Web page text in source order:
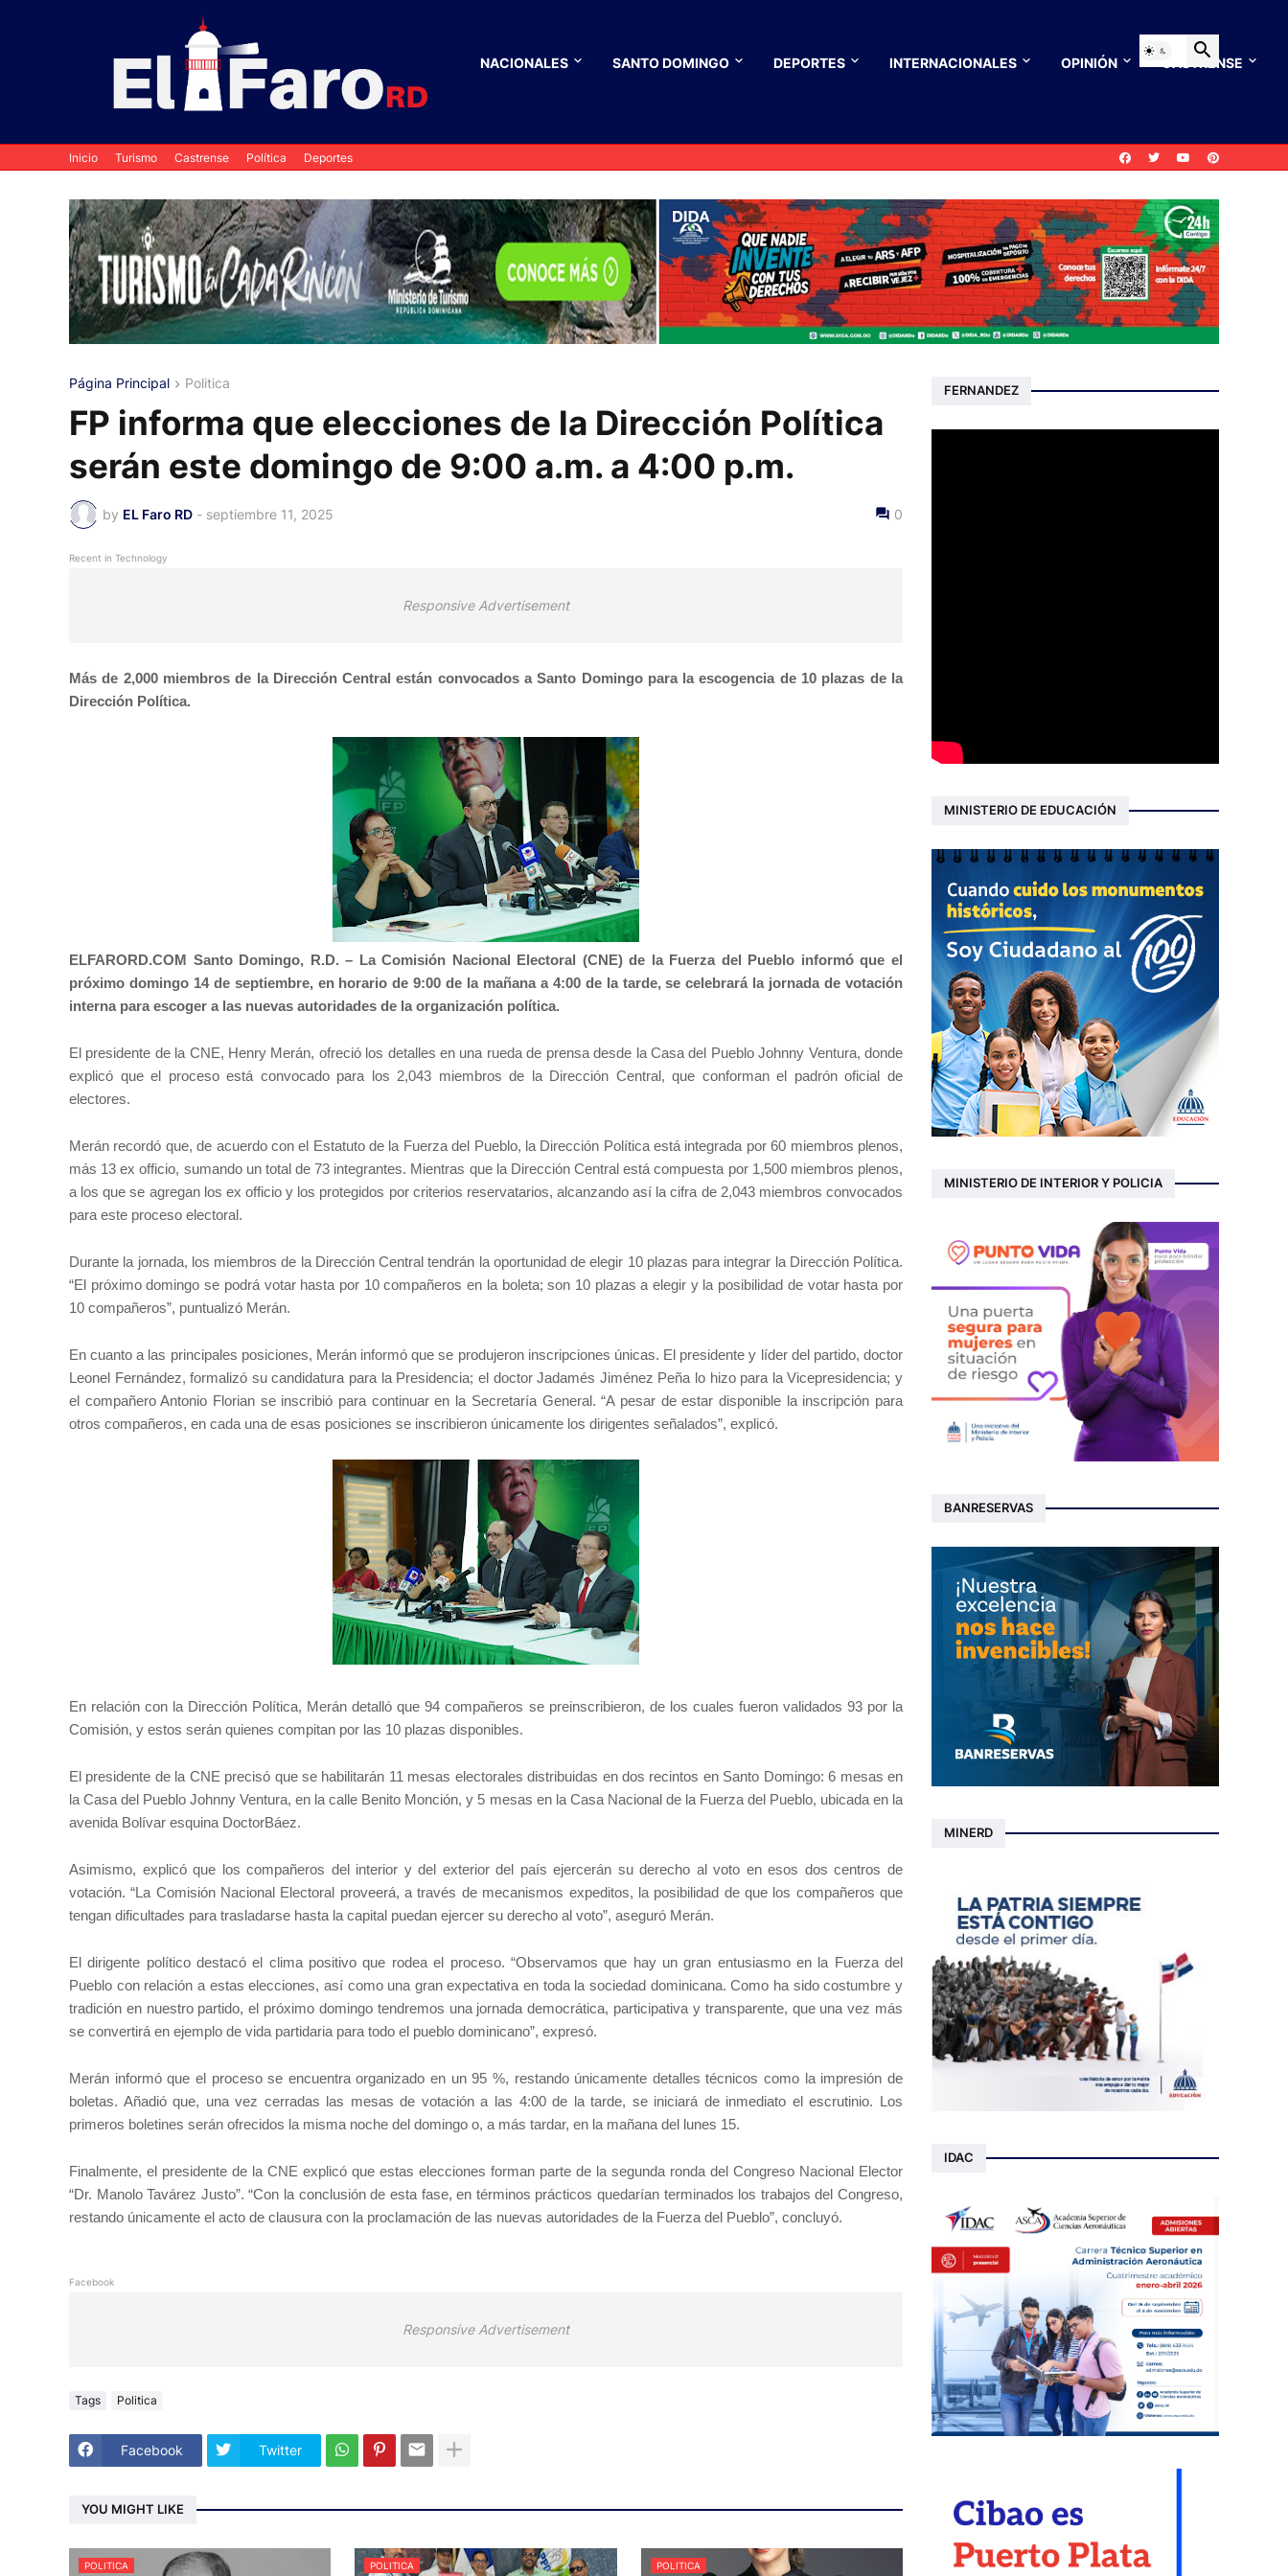
NACIONALES SANTO DOMINGO DEPORTES INTERNACIONALES OPINIÓN CASTRENSE
Inicio Turismo Castrense Política Deportes
Página Principal Politica
FP informa que elecciones de la Dirección Política
serán este domingo de 9:00 a.m. a 4:00 p.m.
by EL Faro RD - septiembre 11, 2025 0
Recent in Technology
Responsive Advertisement
Más de 2,000 miembros de la Dirección Central están convocados a Santo Domingo para la escogencia de 10 plazas de la
Dirección Política.
ELFARORD.COM Santo Domingo, R.D. – La Comisión Nacional Electoral (CNE) de la Fuerza del Pueblo informó que el
próximo domingo 14 de septiembre, en horario de 9:00 de la mañana a 4:00 de la tarde, se celebrará la jornada de votación
interna para escoger a las nuevas autoridades de la organización política.
El presidente de la CNE, Henry Merán, ofreció los detalles en una rueda de prensa desde la Casa del Pueblo Johnny Ventura, donde
explicó que el proceso está convocado para los 2,043 miembros de la Dirección Central, que conforman el padrón oficial de
electores.
Merán recordó que, de acuerdo con el Estatuto de la Fuerza del Pueblo, la Dirección Política está integrada por 60 miembros plenos,
más 13 ex officio, sumando un total de 73 integrantes. Mientras que la Dirección Central está compuesta por 1,500 miembros plenos,
a los que se agregan los ex officio y los protegidos por criterios reservatarios, alcanzando así la cifra de 2,043 miembros convocados
para este proceso electoral.
Durante la jornada, los miembros de la Dirección Central tendrán la oportunidad de elegir 10 plazas para integrar la Dirección Política.
“El próximo domingo se podrá votar hasta por 10 compañeros en la boleta; son 10 plazas a elegir y la posibilidad de votar hasta por
10 compañeros”, puntualizó Merán.
En cuanto a las principales posiciones, Merán informó que se produjeron inscripciones únicas. El presidente y líder del partido, doctor
Leonel Fernández, formalizó su candidatura para la Presidencia; el doctor Jadamés Jiménez Peña lo hizo para la Vicepresidencia; y
el compañero Antonio Florian se inscribió para continuar en la Secretaría General. “A pesar de estar disponible la inscripción para
otros compañeros, en cada una de esas posiciones se inscribieron únicamente los dirigentes señalados”, explicó.
En relación con la Dirección Política, Merán detalló que 94 compañeros se preinscribieron, de los cuales fueron validados 93 por la
Comisión, y estos serán quienes compitan por las 10 plazas disponibles.
El presidente de la CNE precisó que se habilitarán 11 mesas electorales distribuidas en dos recintos en Santo Domingo: 6 mesas en
la Casa del Pueblo Johnny Ventura, en la calle Benito Monción, y 5 mesas en la Casa Nacional de la Fuerza del Pueblo, ubicada en la
avenida Bolívar esquina DoctorBáez.
Asimismo, explicó que los compañeros del interior y del exterior del país ejercerán su derecho al voto en esos dos centros de
votación. “La Comisión Nacional Electoral proveerá, a través de mecanismos expeditos, la posibilidad de que los compañeros que
tengan dificultades para trasladarse hasta la capital puedan ejercer su derecho al voto”, aseguró Merán.
El dirigente político destacó el clima positivo que rodea el proceso. “Observamos que hay un gran entusiasmo en la Fuerza del
Pueblo con relación a estas elecciones, así como una gran expectativa en toda la sociedad dominicana. Como ha sido costumbre y
tradición en nuestro partido, el próximo domingo tendremos una jornada democrática, participativa y transparente, que una vez más
se convertirá en ejemplo de vida partidaria para todo el pueblo dominicano”, expresó.
Merán informó que el proceso se encuentra organizado en un 95 %, restando únicamente detalles técnicos como la impresión de
boletas. Añadió que, una vez cerradas las mesas de votación a las 4:00 de la tarde, se iniciará de inmediato el escrutinio. Los
primeros boletines serán ofrecidos la misma noche del domingo o, a más tardar, en la mañana del lunes 15.
Finalmente, el presidente de la CNE explicó que estas elecciones forman parte de la segunda ronda del Congreso Nacional Elector
“Dr. Manolo Tavárez Justo”. “Con la conclusión de esta fase, en términos prácticos quedarían terminados los trabajos del Congreso,
restando únicamente el acto de clausura con la proclamación de las nuevas autoridades de la Fuerza del Pueblo”, concluyó.
Facebook
Responsive Advertisement
Tags Politica
Facebook Twitter
YOU MIGHT LIKE
POLITICA POLITICA POLITICA
FERNANDEZ
MINISTERIO DE EDUCACIÓN
MINISTERIO DE INTERIOR Y POLICIA
BANRESERVAS
MINERD
IDAC